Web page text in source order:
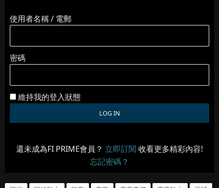
使用者名稱 / 電郵
密碼
維持我的登入狀態
還未成為FI PRIME會員？ 立即訂閱 收看更多精彩內容!
忘記密碼？